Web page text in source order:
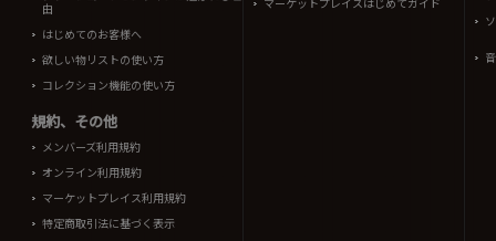
由
はじめてのお客様へ
欲しい物リストの使い方
コレクション機能の使い方
規約、その他
メンバーズ利用規約
オンライン利用規約
マーケットプレイス利用規約
特定商取引法に基づく表示
マーケットプレイスはじめてガイド